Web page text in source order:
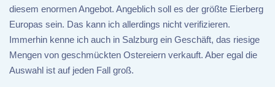
diesem enormen Angebot. Angeblich soll es der größte Eierberg
Europas sein. Das kann ich allerdings nicht verifizieren.
Immerhin kenne ich auch in Salzburg ein Geschäft, das riesige
Mengen von geschmückten Ostereiern verkauft. Aber egal die
Auswahl ist auf jeden Fall groß.